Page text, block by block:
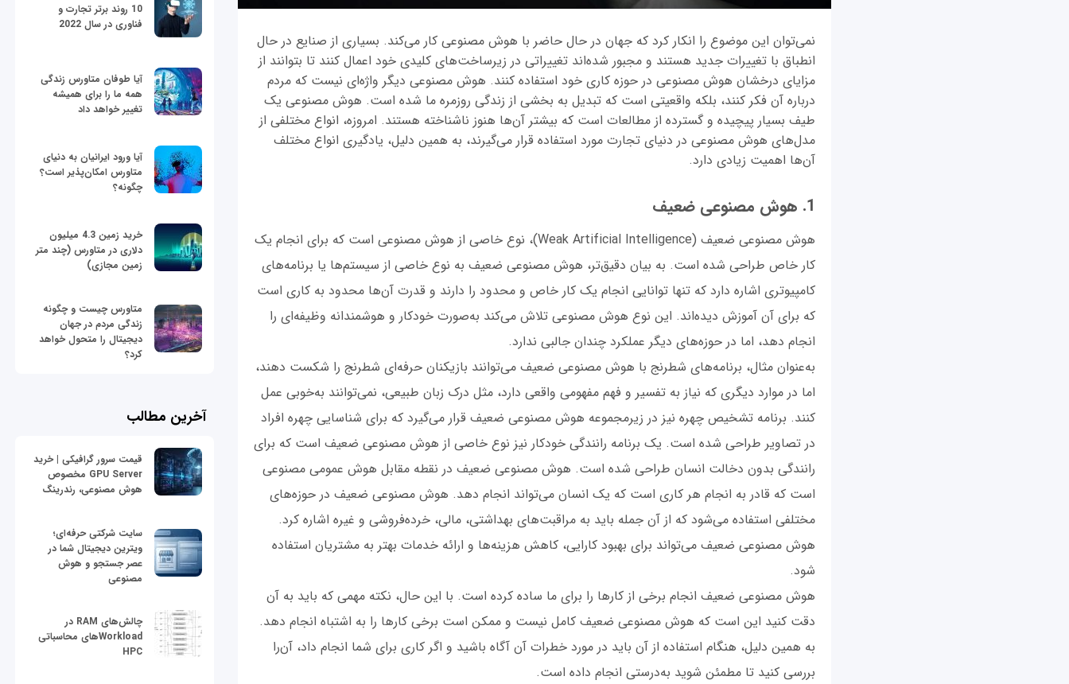
نمی‌توان این موضوع را انکار کرد که جهان در حال حاضر با هوش مصنوعی کار می‌کند. بسیاری از صنایع در حال
انطباق با تغییرات جدید هستند و مجبور شده‌اند تغییراتی در زیرساخت‌های کلیدی خود اعمال کنند تا بتوانند از
مزایای درخشان هوش مصنوعی در حوزه کاری خود استفاده کنند. هوش مصنوعی دیگر واژه‌ای نیست که مردم
درباره آن فکر کنند، بلکه واقعیتی است که تبدیل به بخشی از زندگی روزمره ما شده است. هوش مصنوعی یک
طیف بسیار پیچیده و گسترده از مطالعات است که بیشتر آن‌ها هنوز ناشناخته هستند. امروزه، انواع مختلفی از
مدل‌های هوش مصنوعی در دنیای تجارت مورد استفاده قرار می‌گیرند، به همین دلیل، یادگیری انواع مختلف
آن‌ها اهمیت زیادی دارد.
1. هوش مصنوعی ضعیف
هوش مصنوعی ضعیف (Weak Artificial Intelligence)، نوع خاصی از هوش مصنوعی است که برای انجام یک
کار خاص طراحی شده است. به بیان دقیق‌تر، هوش مصنوعی ضعیف به نوع خاصی از سیستم‌ها یا برنامه‌های
کامپیوتری اشاره دارد که تنها توانایی انجام یک کار خاص و محدود را دارند و قدرت آن‌ها محدود به کاری است
که برای آن آموزش دیده‌اند. این نوع هوش مصنوعی تلاش می‌کند به‌صورت خودکار و هوشمندانه وظیفه‌ای را
انجام دهد، اما در حوزه‌های دیگر عملکرد چندان جالبی ندارد.
به‌عنوان مثال، برنامه‌های شطرنج با هوش مصنوعی ضعیف می‌توانند بازیکنان حرفه‌ای شطرنج را شکست دهند،
اما در موارد دیگری که نیاز به تفسیر و فهم مفهومی واقعی دارد، مثل درک زبان طبیعی، نمی‌توانند به‌خوبی عمل
کنند. برنامه تشخیص چهره نیز در زیرمجموعه هوش مصنوعی ضعیف قرار می‌گیرد که برای شناسایی چهره افراد
در تصاویر طراحی شده است. یک برنامه رانندگی خودکار نیز نوع خاصی از هوش مصنوعی ضعیف است که برای
رانندگی بدون دخالت انسان طراحی شده است. هوش مصنوعی ضعیف در نقطه مقابل هوش عمومی مصنوعی
است که قادر به انجام هر کاری است که یک انسان می‌تواند انجام دهد. هوش مصنوعی ضعیف در حوزه‌های
مختلفی استفاده می‌شود که از آن جمله باید به مراقبت‌های بهداشتی، مالی، خرده‌فروشی و غیره اشاره کرد.
هوش مصنوعی ضعیف می‌تواند برای بهبود کارایی، کاهش هزینه‌ها و ارائه خدمات بهتر به مشتریان استفاده
شود.
هوش مصنوعی ضعیف انجام برخی از کارها را برای ما ساده کرده است. با این حال، نکته مهمی که باید به آن
دقت کنید این است که هوش مصنوعی ضعیف کامل نیست و ممکن است برخی کارها را به اشتباه انجام دهد.
به همین دلیل، هنگام استفاده از آن باید در مورد خطرات آن آگاه باشید و اگر کاری برای شما انجام داد، آن‌را
بررسی کنید تا مطمئن شوید به‌درستی انجام داده است.
10 روند برتر تجارت و
فناوری در سال 2022
آیا طوفان متاورس زندگی
همه ما را برای همیشه
تغییر خواهد داد
آیا ورود ایرانیان به دنیای
متاورس امکان‌پذیر است؟
چگونه؟
خرید زمین 4.3 میلیون
دلاری در متاورس (چند متر
زمین مجازی)
متاورس چیست و چگونه
زندگی مردم در جهان
دیجیتال را متحول خواهد
کرد؟
آخرین مطالب
قیمت سرور گرافیکی | خرید
GPU Server مخصوص
هوش مصنوعی، رندرینگ
سایت شرکتی حرفه‌ای؛
ویترین دیجیتال شما در
عصر جستجو و هوش
مصنوعی
چالش‌های RAM در
Workloadهای محاسباتی
HPC